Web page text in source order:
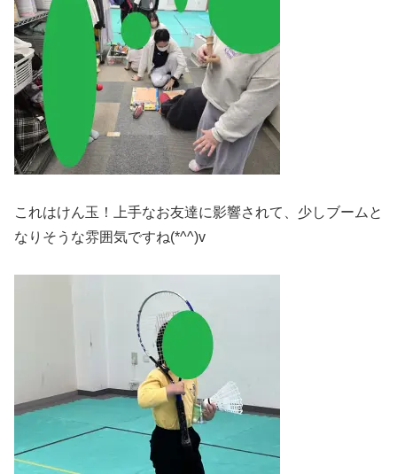
これはけん玉！上手なお友達に影響されて、少しブームと
なりそうな雰囲気ですね(*^^)v